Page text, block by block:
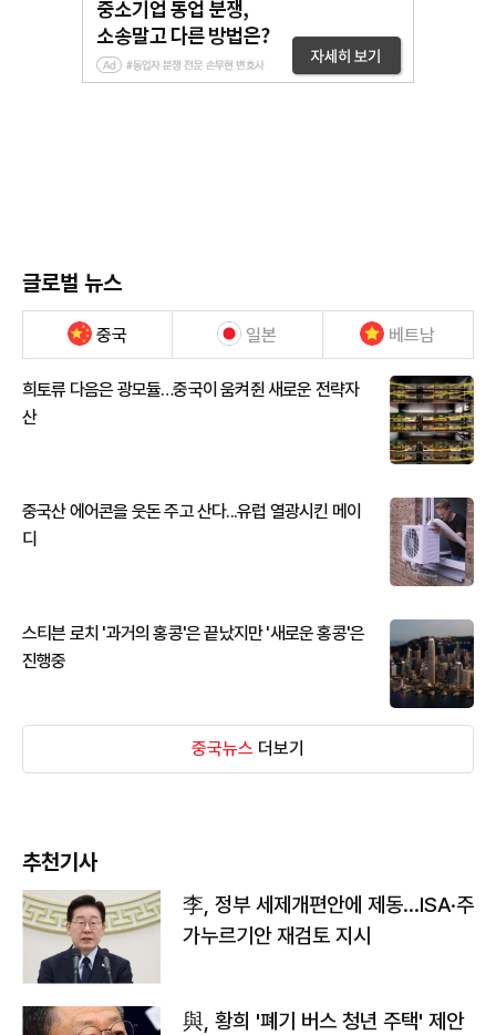
글로벌 뉴스
중국 일본 베트남
희토류 다음은 광모듈…중국이 움켜쥔 새로운 전략자
산
중국산 에어콘을 웃돈 주고 산다...유럽 열광시킨 메이
디
스티븐 로치 '과거의 홍콩'은 끝났지만 '새로운 홍콩'은
진행중
중국뉴스 더보기
추천기사
李, 정부 세제개편안에 제동…ISA·주
가누르기안 재검토 지시
與, 황희 '폐기 버스 청년 주택' 제안